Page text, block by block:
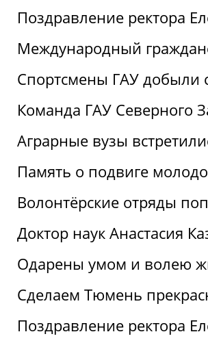
Поздравление ректора
Международный
Спортсмены ГАУ добыли
Команда ГАУ Северного
Аграрные вузы
Память о подвиге
Волонтёрские отряды
Доктор наук Анастасия
Одарены умом и волею
Сделаем Тюмень
Поздравление ректора